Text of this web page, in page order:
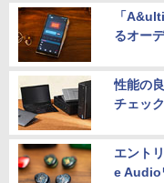
「
るオー
性能の
チェック
エント
e Audio